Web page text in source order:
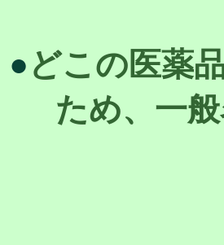
● どこの医薬
ため、一